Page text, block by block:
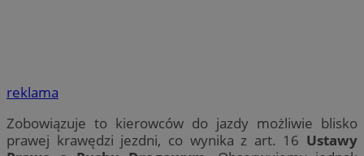
reklama
Zobowiązuje to kierowców do jazdy możliwie blisko
prawej krawędzi jezdni, co wynika z art. 16 Ustawy